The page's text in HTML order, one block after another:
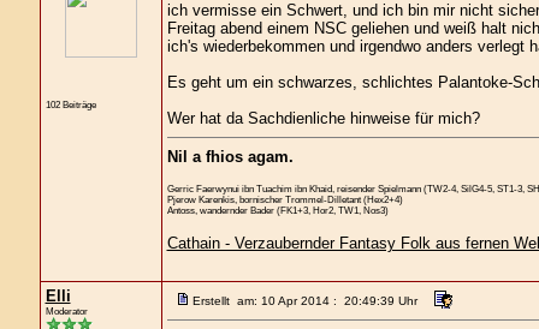
102 Beiträge
ich vermisse ein Schwert, und ich bin mir nicht
Freitag abend einem NSC geliehen und weiß halt
ich's wiederbekommen und irgendwo anders verlegt
Es geht um ein schwarzes, schlichtes Palantoke-
Wer hat da Sachdienliche hinweise für mich?
Nil a fhios agam.
Gerric Faerwynui ibn Tuachim ibn Khaid, reisender Spielmann (TW2-4, SilG4-5, ST1-3,
Pjerow Karenkis, bornischer Trommel-Dilletant (Hex2+4)
Antoss, wandernder Bader (FK1+3, Hor2, TW1, Nos3)
Cathain - Verzaubernder Fantasy Folk aus fernen
Elli
Moderator
Erstellt am: 10 Apr 2014 : 20:49:39 Uhr